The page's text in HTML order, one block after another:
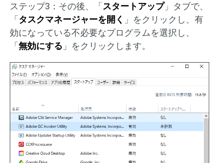
ステップ3：その後、「 スタートアップ」タブで、
「 タスクマネージャーを開く 」をクリックし、有
効になっている不必要なプログラムを選択し、
「 無効にする 」をクリックします。